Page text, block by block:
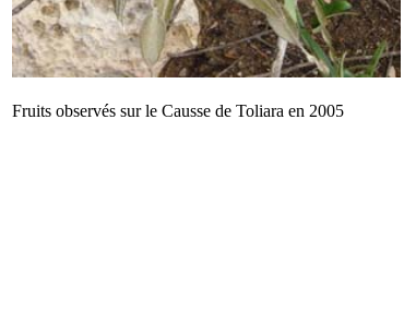
Fruits observés sur le Causse de Toliara en 2005